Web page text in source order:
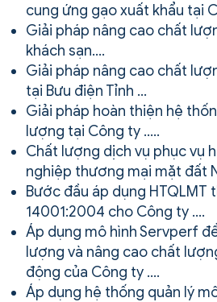
cung ứng gạo xuất khẩu tại
Giải pháp nâng cao chất
khách sạn….
Giải pháp nâng cao chất
tại Bưu điện Tỉnh …
Giải pháp hoàn thiện hệ
lượng tại Công ty …..
Chất lượng dịch vụ phục vụ
nghiệp thương mại mặt đất
Bước đầu áp dụng HTQLMT
14001:2004 cho Công ty ….
Áp dụng mô hình Servperf
lượng và nâng cao chất
động của Công ty ….
Áp dụng hệ thống quản lý